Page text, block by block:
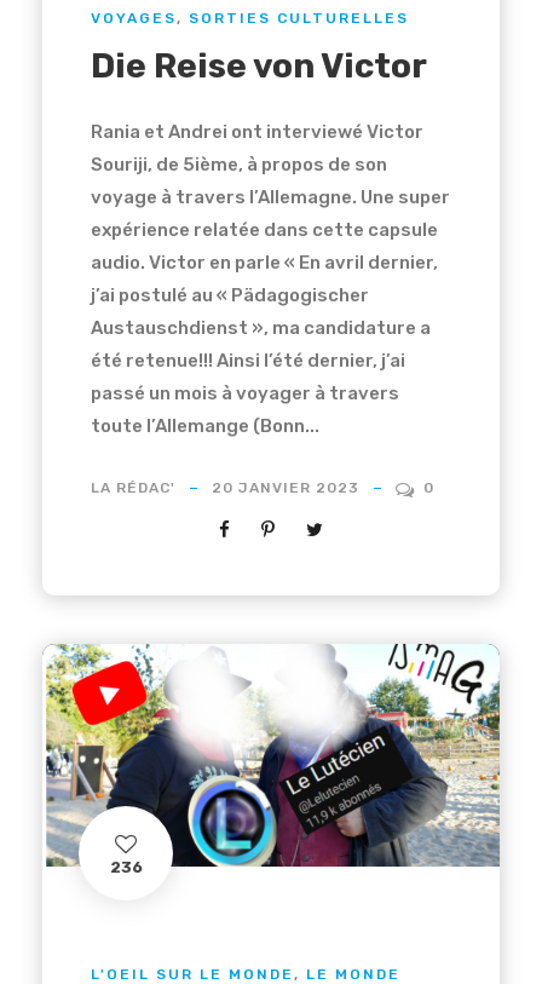
VOYAGES, SORTIES CULTURELLES
Die Reise von Victor
Rania et Andrei ont interviewé Victor
Souriji, de 5ième, à propos de son
voyage à travers l’Allemagne. Une super
expérience relatée dans cette capsule
audio. Victor en parle « En avril dernier,
j’ai postulé au « Pädagogischer
Austauschdienst », ma candidature a
été retenue!!! Ainsi l’été dernier, j’ai
passé un mois à voyager à travers
toute l’Allemange (Bonn...
LA RÉDAC' 20 JANVIER 2023 0
236
L'OEIL SUR LE MONDE , LE MONDE